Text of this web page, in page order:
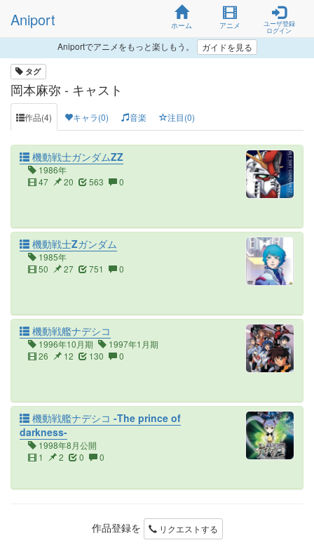
Aniport ホーム アニメ
ユーザ登録
ログイン
Aniportでアニメをもっと楽しもう。 ガイドを見る
タグ
岡本麻弥 - キャスト
作品(4) キャラ(0) 音楽 注目(0)
機動戦士ガンダムΖΖ
1986年
47
20 563 0
機動戦士Ζガンダム
1985年
50
27 751 0
機動戦艦ナデシコ
1996年10月期
1997年1月期
26
12 130 0
機動戦艦ナデシコ -The prince of
darkness-
1998年8月公開
1
2 0 0
作品登録を リクエストする